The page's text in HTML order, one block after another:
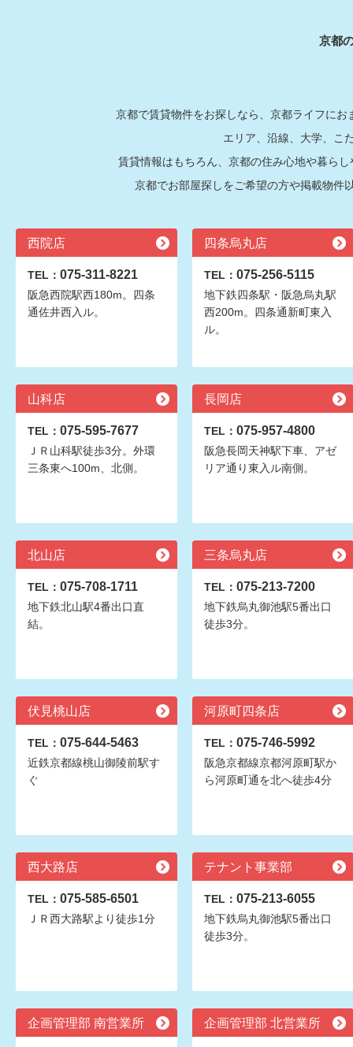
京都
京都で賃貸物件をお探しなら、京都ライフに
エリア、沿線、大学、こ
賃貸情報はもちろん、京都の住み心地や暮ら
京都でお部屋探しをご希望の方や掲載物件
西院店
TEL： 075-311-8221
阪急西院駅西180m。四条
通佐井西入ル。
四条烏丸店
TEL： 075-256-5115
地下鉄四条駅・阪急烏丸駅
西200m。四条通新町東入
ル。
山科店
TEL： 075-595-7677
ＪＲ山科駅徒歩3分。外環
三条東へ100m、北側。
長岡店
TEL： 075-957-4800
阪急長岡天神駅下車、アゼ
リア通り東入ル南側。
北山店
TEL： 075-708-1711
地下鉄北山駅4番出口直
結。
三条烏丸店
TEL： 075-213-7200
地下鉄烏丸御池駅5番出口
徒歩3分。
伏見桃山店
TEL： 075-644-5463
近鉄京都線桃山御陵前駅す
ぐ
河原町四条店
TEL： 075-746-5992
阪急京都線京都河原町駅か
ら河原町通を北へ徒歩4分
西大路店
TEL： 075-585-6501
ＪＲ西大路駅より徒歩1分
テナント事業部
TEL： 075-213-6055
地下鉄烏丸御池駅5番出口
徒歩3分。
企画管理部 南営業所 企画管理部 北営業所